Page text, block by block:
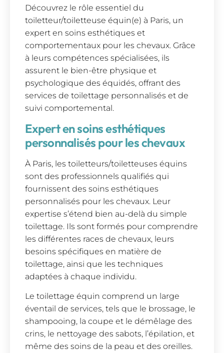
Découvrez le rôle essentiel du
toiletteur/toiletteuse équin(e) à Paris, un
expert en soins esthétiques et
comportementaux pour les chevaux. Grâce
à leurs compétences spécialisées, ils
assurent le bien-être physique et
psychologique des équidés, offrant des
services de toilettage personnalisés et de
suivi comportemental.
Expert en soins esthétiques
personnalisés pour les chevaux
À Paris, les toiletteurs/toiletteuses équins
sont des professionnels qualifiés qui
fournissent des soins esthétiques
personnalisés pour les chevaux. Leur
expertise s’étend bien au-delà du simple
toilettage. Ils sont formés pour comprendre
les différentes races de chevaux, leurs
besoins spécifiques en matière de
toilettage, ainsi que les techniques
adaptées à chaque individu.
Le toilettage équin comprend un large
éventail de services, tels que le brossage, le
shampooing, la coupe et le démêlage des
crins, le nettoyage des sabots, l’épilation, et
même des soins de la peau et des oreilles.